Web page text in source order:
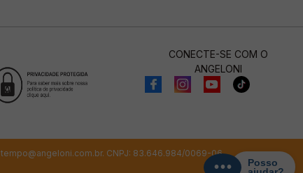
CONECTE-SE COM O
ANGELONI
tempo@angeloni.com.br. CNPJ: 83.646.984/0069-06